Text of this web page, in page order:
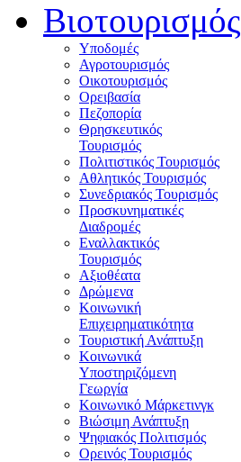
Βιοτουρισμός
Υποδομές
Αγροτουρισμός
Οικοτουρισμός
Ορειβασία
Πεζοπορία
Θρησκευτικός
Τουρισμός
Πολιτιστικός Τουρισμός
Αθλητικός Τουρισμός
Συνεδριακός Τουρισμός
Προσκυνηματικές
Διαδρομές
Εναλλακτικός
Τουρισμός
Αξιοθέατα
Δρώμενα
Κοινωνική
Επιχειρηματικότητα
Τουριστική Ανάπτυξη
Κοινωνικά
Υποστηριζόμενη
Γεωργία
Κοινωνικό Μάρκετινγκ
Βιώσιμη Ανάπτυξη
Ψηφιακός Πολιτισμός
Ορεινός Τουρισμός